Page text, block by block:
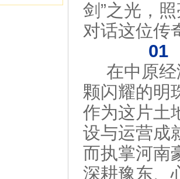
剑”之光，
对话这位传
01
在中原
颗闪耀的明
作为这片土
设与运营成
而执掌河南
深耕豫东、